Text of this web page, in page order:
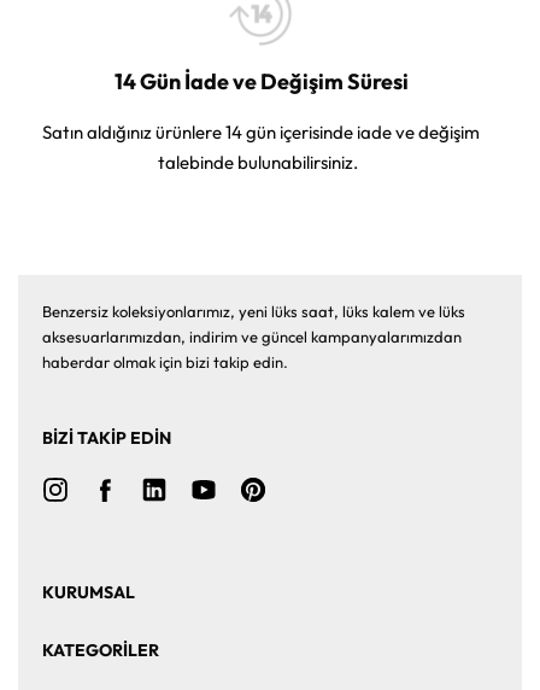
14 Gün İade ve Değişim Süresi
Satın aldığınız ürünlere 14 gün içerisinde iade ve değişim
talebinde bulunabilirsiniz.
Benzersiz koleksiyonlarımız, yeni lüks saat, lüks kalem ve lüks
aksesuarlarımızdan, indirim ve güncel kampanyalarımızdan
haberdar olmak için bizi takip edin.
BİZİ TAKİP EDİN
KURUMSAL
KATEGORİLER